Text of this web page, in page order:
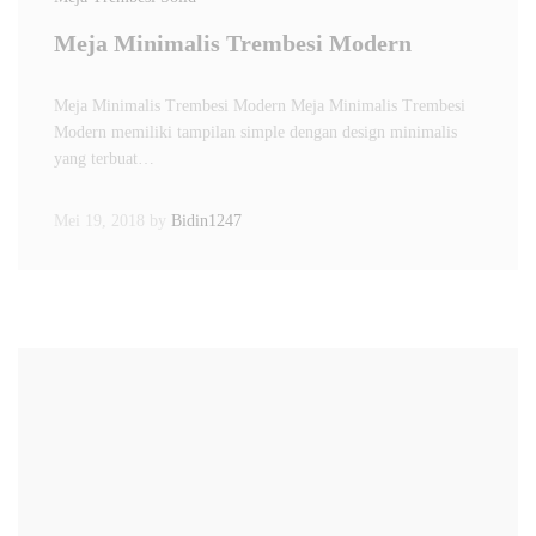
Meja Minimalis Trembesi Modern
Meja Minimalis Trembesi Modern Meja Minimalis Trembesi
Modern memiliki tampilan simple dengan design minimalis
yang terbuat…
Mei 19, 2018 by Bidin1247